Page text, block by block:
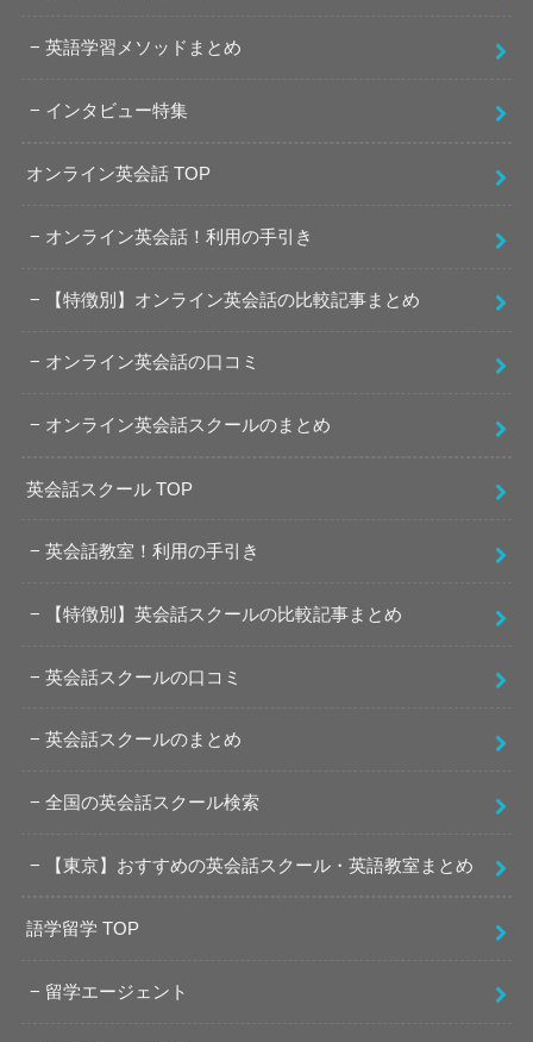
英語学習メソッドまとめ
インタビュー特集
オンライン英会話 TOP
オンライン英会話！利用の手引き
【特徴別】オンライン英会話の比較記事まとめ
オンライン英会話の口コミ
オンライン英会話スクールのまとめ
英会話スクール TOP
英会話教室！利用の手引き
【特徴別】英会話スクールの比較記事まとめ
英会話スクールの口コミ
英会話スクールのまとめ
全国の英会話スクール検索
【東京】おすすめの英会話スクール・英語教室まとめ
語学留学 TOP
留学エージェント